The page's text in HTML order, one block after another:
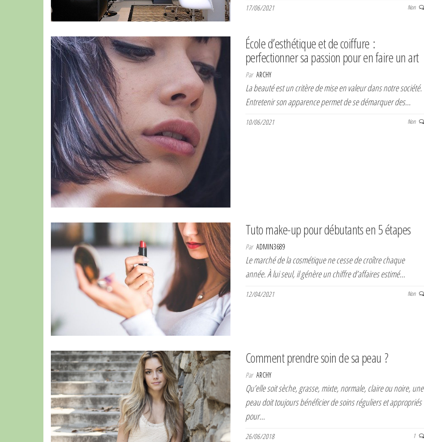
17/06/2021 Non
École d’esthétique et de coiffure :
perfectionner sa passion pour en faire un art
Par ARCHY
La beauté est un critère de mise en valeur dans notre société.
Entretenir son apparence permet de se démarquer des…
10/06/2021 Non
Tuto make-up pour débutants en 5 étapes
Par ADMIN3689
Le marché de la cosmétique ne cesse de croître chaque
année. À lui seul, il génère un chiffre d’affaires estimé…
12/04/2021 Non
Comment prendre soin de sa peau ?
Par ARCHY
Qu’elle soit sèche, grasse, mixte, normale, claire ou noire, une
peau doit toujours bénéficier de soins réguliers et appropriés
pour…
26/06/2018 1